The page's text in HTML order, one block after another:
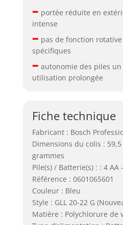
– portée réduite en
intense
– pas de fonction
spécifiques
– autonomie des piles
utilisation prolongée
Fiche technique
Fabricant : Bosch
Dimensions du colis :
grammes
Pile(s) / Batterie(s) : : 4 AA
Référence : 0601065601
Couleur : Bleu
Style : GLL 20-22 G
Matière : Polychlorure de